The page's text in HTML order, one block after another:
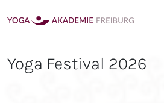
Yoga Festival 2026